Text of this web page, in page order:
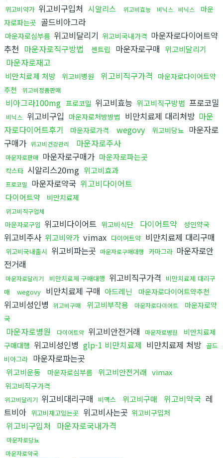
위고비약가 위고비구입처 시알리스 위고비효능 비닉스 비닉스
마운
자로파는곳 골드비아그라
마운자로심부름 위고비달리기 위고비국내가격 마운자로다이어트약
추천 마운자로직구방법 센트립 마운자로구매 위고비달리기
마운자로재고
비만치료제 처방 위고비병원 위고비직구가격
마운자로다이어트약
추천
위고비정품판매
비아그라100mg 프로코밀 위고비효능 위고비직구방법 프로코밀
비닉스 위고비구입 마운자로처방방법 비만치료제 대리처방 마운
자로다이어트후기
마운자로가격 wegovy 위고비당뇨 마운자로
구매가 위고비건강관리 마운자로주사
마운자로판매 마운자로구매가 마운자로파는곳
칵스타 시알리스20mg 위고비효과
프로코밀 마운자로약국 위고비다이어트
다이어트약 비만치료제
위고비직구업체
마운자로구입 위고비다이어트 위고비식단 다이어트약 성인약국
위고비주사 위고비약가 vimax 다이어트약 비만치료제 대리구매
위고비국내출시 위고비파는곳 마운자로구매대행 카마그라 마운자로안
전거래
마운자로달리기 비만치료제 구매대행 위고비직구가격
비만치료제 대리구
매
wegovy 비만치료제 구매 아드레닌 마운자로다이어트약추천
위고비성인병 위고비구매 위고비부작용 마운자로다이어트
마운자로약
국
마운자로병원 다이어트약 위고비안전거래 마운자로병원
비만치료제
구매대행 위고비성인병 glp-1 비만치료제 비만치료제 처방 골드
비아그라 마운자로파는곳
위고비운동 마운자로심부름 위고비안전거래 vimax
위고비직구가격
위고비달리기 위고비대리구매 비맥스 위고비구매 위고비약국 레
트비아 위고비재고있는곳 위고비사는곳 위고비구입처
위고비구입처 마운자로국내가격
마운자로당뇨
마운자로약국